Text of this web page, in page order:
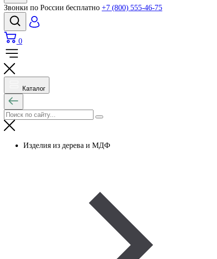
Звонки по России бесплатно +7 (800) 555-46-75
0
Каталог
Изделия из дерева и МДФ